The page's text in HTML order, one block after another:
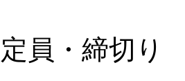
定員・締切り